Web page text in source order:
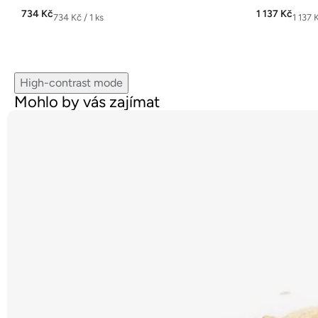
z
734 KčMěrná
734 Kč / 1 ks
z
1 137 KčMěrná
1 137
High-contrast mode
Mohlo by vás zajímat